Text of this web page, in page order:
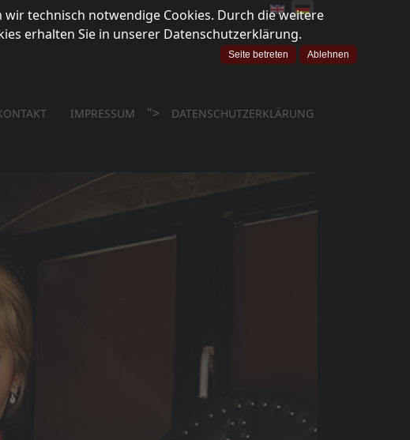
IMPRESSUM "> DATENSCHUTZERKLÄRUNG
technisch notwendige Cookies. Durch die weitere
erhalten Sie in unserer Datenschutzerklärung.
Seite betreten Ablehnen